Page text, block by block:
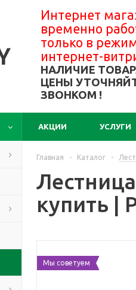
Интернет
временно
только в
интернет-
НАЛИЧИЕ
ЦЕНЫ
ЗВОНКОМ !
АКЦИИ УСЛУГИ
Главная - Каталог -
купить |
Мы советуем